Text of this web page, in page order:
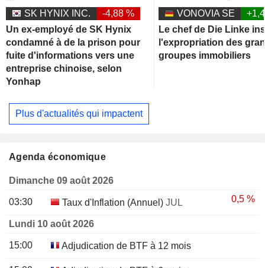
SK HYNIX INC.
-4,88 %
Un ex-employé de SK Hynix
condamné à de la prison pour
fuite d'informations vers une
entreprise chinoise, selon
Yonhap
VONOVIA SE
Le chef de Die Linke
l'expropriation des
groupes immobiliers
Plus d'actualités qui impactent
Agenda économique
Dimanche 09 août 2026
03:30 Taux d'Inflation (Annuel) JUL 0,5 %
Lundi 10 août 2026
15:00 Adjudication de BTF à 12 mois